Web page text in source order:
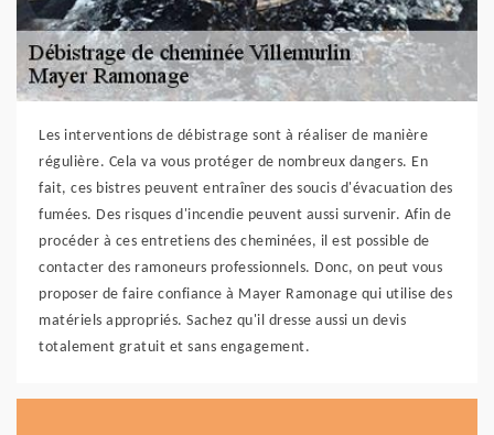
Les interventions de débistrage sont à réaliser de manière
régulière. Cela va vous protéger de nombreux dangers. En
fait, ces bistres peuvent entraîner des soucis d'évacuation des
fumées. Des risques d'incendie peuvent aussi survenir. Afin de
procéder à ces entretiens des cheminées, il est possible de
contacter des ramoneurs professionnels. Donc, on peut vous
proposer de faire confiance à Mayer Ramonage qui utilise des
matériels appropriés. Sachez qu'il dresse aussi un devis
totalement gratuit et sans engagement.